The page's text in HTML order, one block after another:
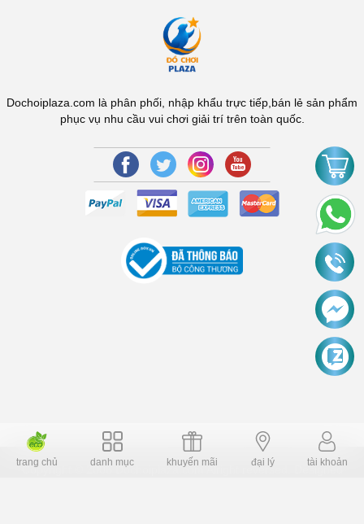
Dochoiplaza.com là phân phối, nhập khẩu trực tiếp,bán lẻ sản phẩm
phục vụ nhu cầu vui chơi giải trí trên toàn quốc.
Copyright © 2006 Dochoiplaza.com Alright reversed. Designed
trang chủ danh mục khuyến mãi đại lý tài khoản